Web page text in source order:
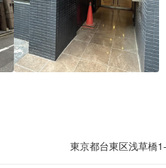
東京都台東区浅草橋